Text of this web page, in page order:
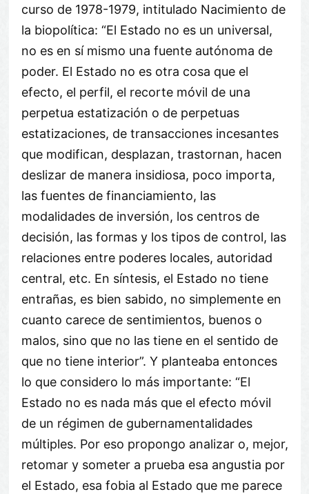
curso de 1978-1979, intitulado Nacimiento de
la biopolítica: “El Estado no es un universal,
no es en sí mismo una fuente autónoma de
poder. El Estado no es otra cosa que el
efecto, el perfil, el recorte móvil de una
perpetua estatización o de perpetuas
estatizaciones, de transacciones incesantes
que modifican, desplazan, trastornan, hacen
deslizar de manera insidiosa, poco importa,
las fuentes de financiamiento, las
modalidades de inversión, los centros de
decisión, las formas y los tipos de control, las
relaciones entre poderes locales, autoridad
central, etc. En síntesis, el Estado no tiene
entrañas, es bien sabido, no simplemente en
cuanto carece de sentimientos, buenos o
malos, sino que no las tiene en el sentido de
que no tiene interior”. Y planteaba entonces
lo que considero lo más importante: “El
Estado no es nada más que el efecto móvil
de un régimen de gubernamentalidades
múltiples. Por eso propongo analizar o, mejor,
retomar y someter a prueba esa angustia por
el Estado, esa fobia al Estado que me parece